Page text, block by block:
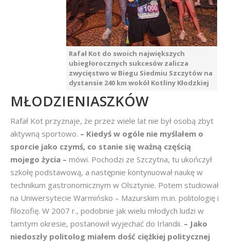
Rafał Kot do swoich największych
ubiegłorocznych sukcesów zalicza
zwycięstwo w Biegu Siedmiu Szczytów na
dystansie 240 km wokół Kotliny Kłodzkiej
MŁODZIENIASZKÓW
Rafał Kot przyznaje, że przez wiele lat nie był osobą zbyt
aktywną sportowo. – Kiedyś w ogóle nie myślałem o
sporcie jako czymś, co stanie się ważną częścią
mojego życia – mówi. Pochodzi ze Szczytna, tu ukończył
szkołę podstawową, a następnie kontynuował naukę w
technikum gastronomicznym w Olsztynie. Potem studiował
na Uniwersytecie Warmińsko – Mazurskim m.in. politologię i
filozofię. W 2007 r., podobnie jak wielu młodych ludzi w
tamtym okresie, postanowił wyjechać do Irlandii. – Jako
niedoszły politolog miałem dość ciężkiej politycznej